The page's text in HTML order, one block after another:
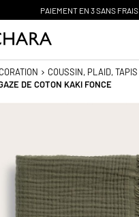
PAIEMENT EN 3 SANS FRAIS
COUSSIN, PLAID, TAPIS
DE COTON KAKI FONCE